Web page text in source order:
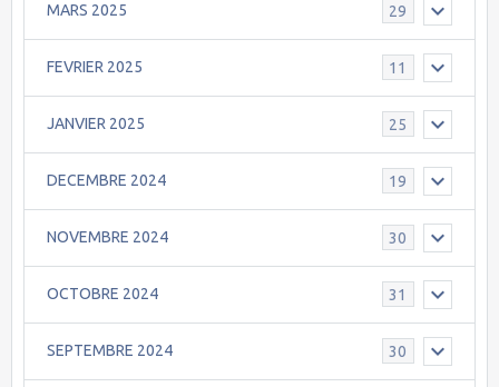
MARS 2025 29
FEVRIER 2025 11
JANVIER 2025 25
DECEMBRE 2024 19
NOVEMBRE 2024 30
OCTOBRE 2024 31
SEPTEMBRE 2024 30